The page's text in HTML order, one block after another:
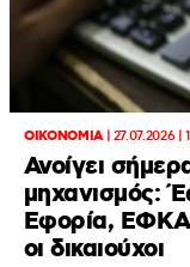
ΟΙΚΟΝΟΜΙΑ| 27.07.2026 |
Ανοίγει
μηχανισμός:
Εφορία, ΕΦΚΑ
οι δικαιούχοι